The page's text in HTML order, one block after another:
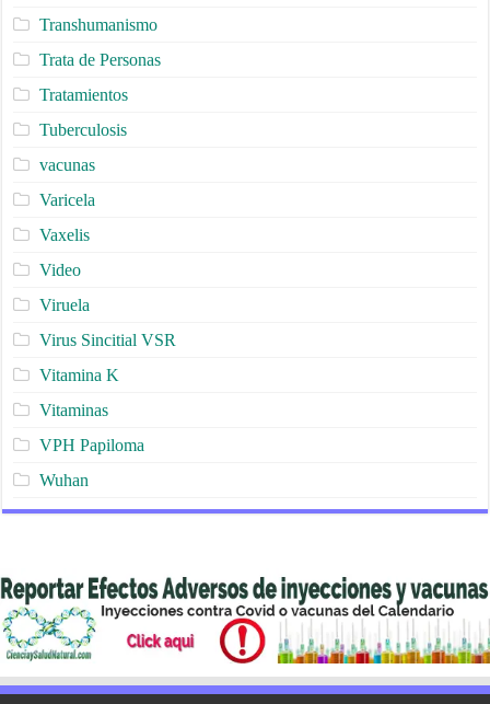
Transhumanismo
Trata de Personas
Tratamientos
Tuberculosis
vacunas
Varicela
Vaxelis
Video
Viruela
Virus Sincitial VSR
Vitamina K
Vitaminas
VPH Papiloma
Wuhan